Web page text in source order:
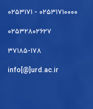
۰۲۵۳۱۷۱۰۰۰۰ - ۰۲۵۳۱۷۱
۰۲۵۳۲۸۰۲۶۲۷
۳۷۱۸۵-۱۷۸
info[@]urd.ac.ir